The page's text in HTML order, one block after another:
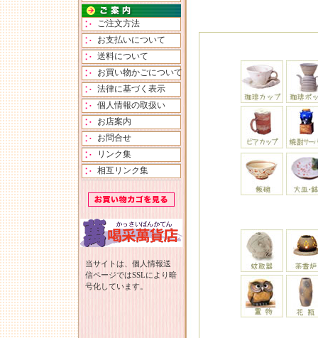
ご注文方法
お支払いについて
送料について
お買い物かごについて
法律に基づく表示
個人情報の取扱い
お店案内
お問合せ
リンク集
相互リンク集
当サイトは、個人情報送
信ページではSSLにより暗
号化しています。